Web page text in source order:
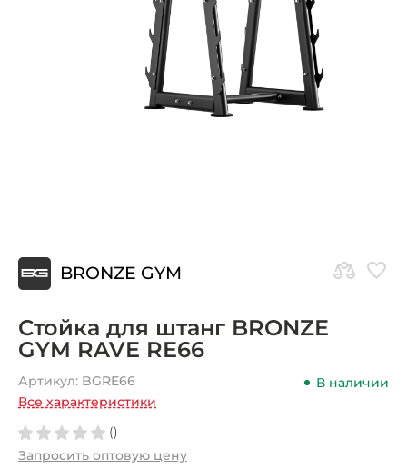
BRONZE GYM
Стойка для штанг BRONZE
GYM RAVE RE66
Артикул: BGRE66
В наличии
Все характеристики
()
Запросить оптовую цену